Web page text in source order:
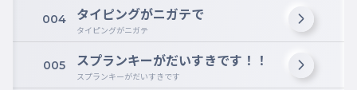
004 タイピングがニガテで
タイピングがニガテ
005 スプランキーがだいすきです！！
スプランキーがだいすきです